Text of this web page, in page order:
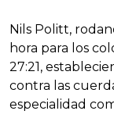
Nils Politt,
hora para los
27:21,
contra las
especialidad